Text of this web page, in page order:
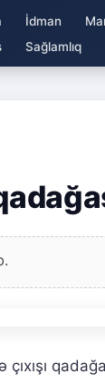
İdman
Sağlamlıq